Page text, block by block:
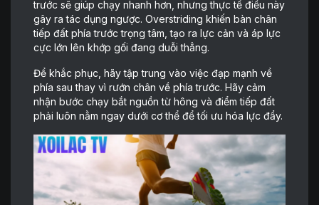
trước sẽ giúp chạy nhanh hơn, nhưng thực tế điều này
gây ra tác dụng ngược. Overstriding khiến bàn chân
tiếp đất phía trước trọng tâm, tạo ra lực cản và áp lực
cực lớn lên khớp gối đang duỗi thẳng.
Để khắc phục, hãy tập trung vào việc đạp mạnh về
phía sau thay vì rướn chân về phía trước. Hãy cảm
nhận bước chạy bắt nguồn từ hông và điểm tiếp đất
phải luôn nằm ngay dưới cơ thể để tối ưu hóa lực đẩy.